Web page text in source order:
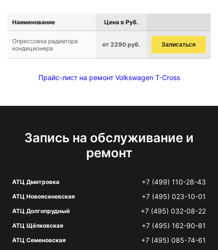
Наименование Цена в Руб.
Опрессовка радиатора
кондиционера
от 2290 руб. Записаться
Прайс-лист на ремонт Volkswagen T-Cross
Запись на обслуживание и
ремонт
АТЦ Дмитровка +7 (499) 110-28-43
АТЦ Новоясеневская +7 (495) 023-10-01
АТЦ Долгопрудный +7 (495) 032-08-22
АТЦ Щёлковская +7 (495) 162-90-81
АТЦ Семеновская +7 (495) 085-74-61